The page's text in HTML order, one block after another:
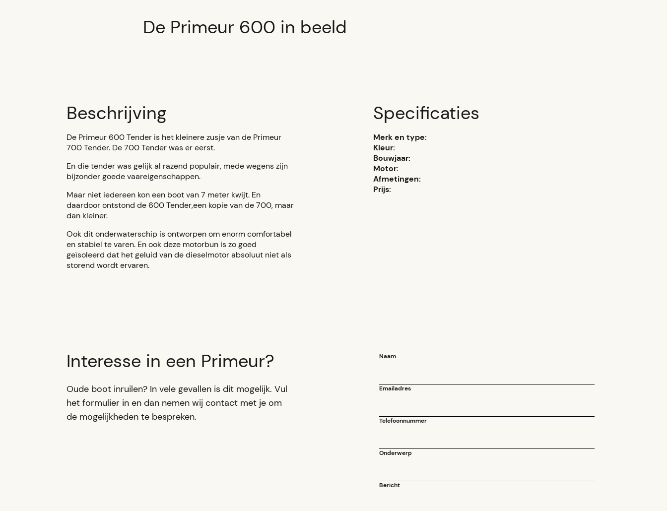
De Primeur 600 in beeld
Beschrijving
De Primeur 600 Tender is het kleinere zusje van de Primeur
700 Tender. De 700 Tender was er eerst.
En die tender was gelijk al razend populair, mede wegens zijn
bijzonder goede vaareigenschappen.
Maar niet iedereen kon een boot van 7 meter kwijt. En
daardoor ontstond de 600 Tender,een kopie van de 700, maar
dan kleiner.
Ook dit onderwaterschip is ontworpen om enorm comfortabel
en stabiel te varen. En ook deze motorbun is zo goed
geïsoleerd dat het geluid van de dieselmotor absoluut niet als
storend wordt ervaren.
Specificaties
Merk en type:
Kleur:
Bouwjaar:
Motor:
Afmetingen:
Prijs:
Interesse in een Primeur?
Oude boot inruilen? In vele gevallen is dit mogelijk. Vul
het formulier in en dan nemen wij contact met je om
de mogelijkheden te bespreken.
Naam
Emailadres
Telefoonnummer
Onderwerp
Bericht